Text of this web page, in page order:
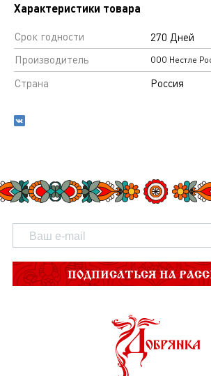
Характеристики товара
Срок годности
270 Дней
Производитель
ООО Нестле
Страна Россия
ПОДПИСАТЬСЯ НА